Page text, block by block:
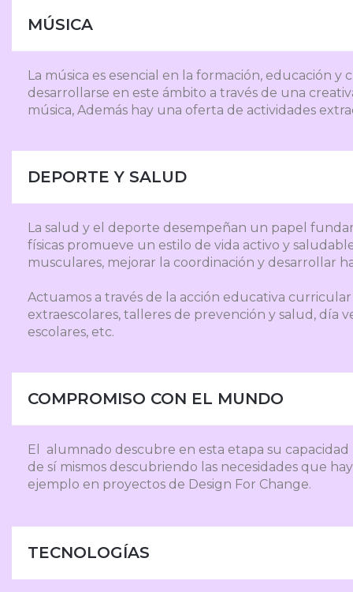
MÚSICA
La música es esencial en la formación, educación
desarrollarse en este ámbito a través de una
música, Además hay una oferta de actividades
DEPORTE Y SALUD
La salud y el deporte desempeñan un papel
físicas promueve un estilo de vida activo y
musculares, mejorar la coordinación y desarrollar
Actuamos a través de la acción educativa
extraescolares, talleres de prevención y salud, día
escolares, etc.
COMPROMISO CON EL MUNDO
El alumnado descubre en esta etapa su
de sí mismos descubriendo las necesidades que
ejemplo en proyectos de Design For Change.
TECNOLOGÍAS